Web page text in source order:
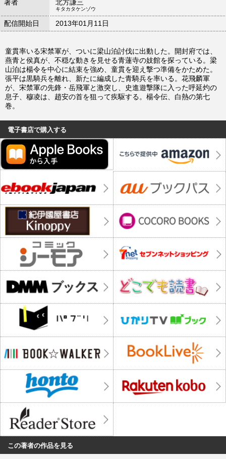
著者
北方謙三
キタカタケンゾウ
配信開始日 2013年01月11日
童貫率いる宋禁軍が、ついに梁山泊討伐に出動した。開封府では、
燕青と侯真が、不穏な動きを見せる青蓮寺の妓館を探っている。梁
山泊は楊令を中心に結束を強め、童貫を迎え撃つ準備をかためた。
張平は黒騎兵を離れ、新たに編成した青騎兵を率いる。花飛麟軍
が、宋禁軍の先鋒・岳飛軍と激突し、史進遊撃隊に入った呼延灼の
息子、穆凌は、趙安の首を狙って疾駆する。楊令伝、白熱の第七
巻。
電子書店で購入する
この著者の作品を見る